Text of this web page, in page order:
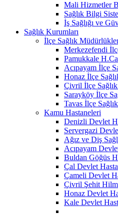
Mali Hizmetler
Sağlık Bilgi
İş Sağlığı ve
Sağlık Kurumları
İlçe Sağlık
Merkezefendi
Pamukkale
Acıpayam İlçe
Honaz İlçe
Çivril İlçe
Sarayköy İlçe
Tavas İlçe
Kamu Hastaneleri
Denizli Devlet
Servergazi
Ağız ve Diş
Acıpayam
Buldan Göğüs
Çal Devlet
Çameli Devlet
Çivril Şehit
Honaz Devlet
Kale Devlet